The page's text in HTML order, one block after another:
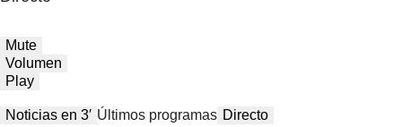
Mute
Volumen
Play
Noticias en 3′ Últimos programas Directo